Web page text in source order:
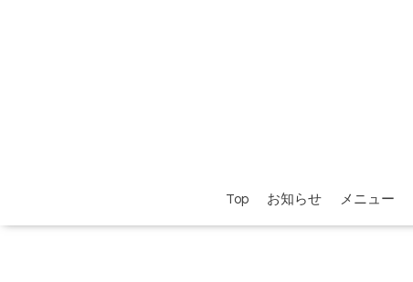
Top お知らせ メニュー